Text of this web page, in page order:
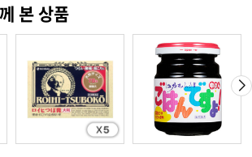
본 상품